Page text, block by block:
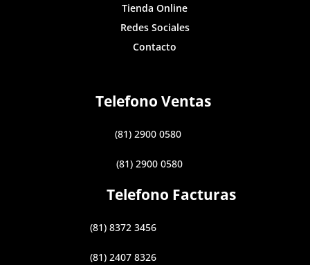
Tienda Online
Redes Sociales
Contacto
Telefono Ventas
(81) 2900 0580
(81) 2900 0580
Telefono Facturas
(81) 8372 3456
(81) 2407 8326